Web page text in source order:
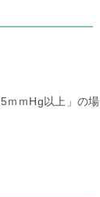
ｍｍHg以上」の場